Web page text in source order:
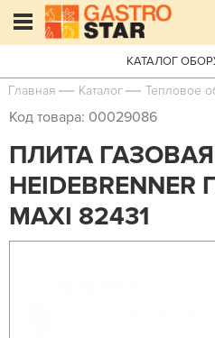
КАТАЛОГ
Главная Каталог Тепловое
Код товара: 00029086
ПЛИТА
MAXI 82431